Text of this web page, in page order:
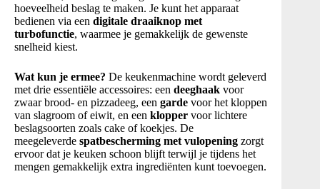
hoeveelheid beslag te maken. Je kunt het apparaat
bedienen via een digitale draaiknop met
turbofunctie, waarmee je gemakkelijk de gewenste
snelheid kiest.
Wat kun je ermee? De keukenmachine wordt geleverd
met drie essentiële accessoires: een deeghaak voor
zwaar brood- en pizzadeeg, een garde voor het kloppen
van slagroom of eiwit, en een klopper voor lichtere
beslagsoorten zoals cake of koekjes. De
meegeleverde spatbescherming met vulopening zorgt
ervoor dat je keuken schoon blijft terwijl je tijdens het
mengen gemakkelijk extra ingrediënten kunt toevoegen.